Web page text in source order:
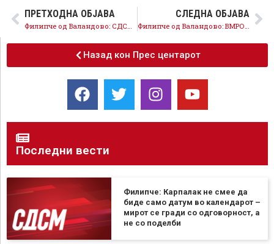
ПРЕТХОДНА ОБЈАВА СЛЕДНА ОБЈАВА
Назад кон Прес центарот
Последни вести
Филипче: Карпалак не смее да
биде само датум во календарот –
мирот се гради со одговорност, а
не со поделби